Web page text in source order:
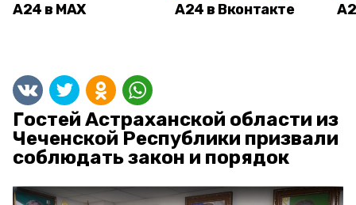
А24 в MAX А24 в Вконтакте
Гостей Астраханской области из
Чеченской Республики призвали
соблюдать закон и порядок